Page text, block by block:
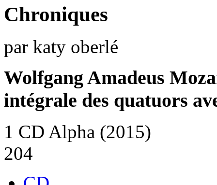
Chroniques
par katy oberlé
Wolfgang Amadeus
intégrale des quatuors
1 CD Alpha (2015)
204